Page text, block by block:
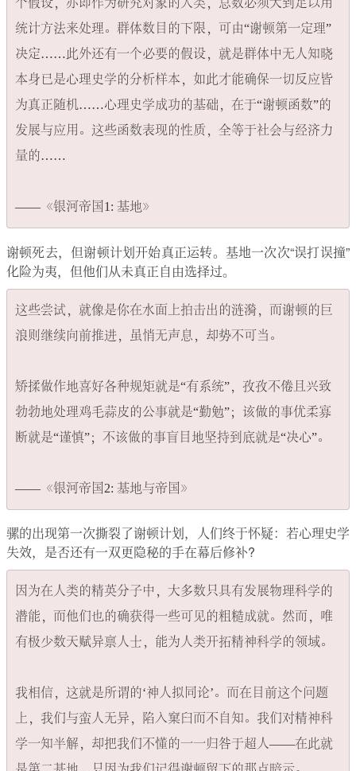
个假设，亦即作为研究对象的人类，总数必须大到足以用
统计方法来处理。群体数目的下限，可由“谢顿第一定理”
决定……此外还有一个必要的假设，就是群体中无人知晓
本身已是心理史学的分析样本，如此才能确保一切反应皆
为真正随机……心理史学成功的基础，在于“谢顿函数”的
发展与应用。这些函数表现的性质，全等于社会与经济力
量的……
谢顿死去，但谢顿计划开始真正运转。基地一次次“误打误撞”
化险为夷，但他们从未真正自由选择过。
这些尝试，就像是你在水面上拍击出的涟漪，而谢顿的巨
浪则继续向前推进，虽悄无声息，却势不可当。
矫揉做作地喜好各种规矩就是“有系统”，孜孜不倦且兴致
勃勃地处理鸡毛蒜皮的公事就是“勤勉”；该做的事优柔寡
断就是“谨慎”；不该做的事盲目地坚持到底就是“决心”。
骡的出现第一次撕裂了谢顿计划，人们终于怀疑：若心理史学
失效，是否还有一双更隐秘的手在幕后修补?
因为在人类的精英分子中，大多数只具有发展物理科学的
潜能，而他们也的确获得一些可见的粗糙成就。然而，唯
有极少数天赋异禀人士，能为人类开拓精神科学的领域。
我相信，这就是所谓的‘神人拟同论’。而在目前这个问题
上，我们与蛮人无异，陷入窠臼而不自知。我们对精神科
学一知半解，却把我们不懂的一一归咎于超人——在此就